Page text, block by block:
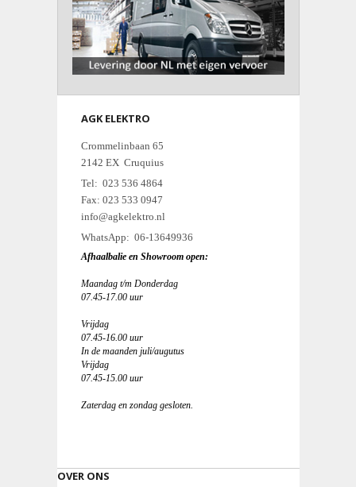
AGK ELEKTRO
Crommelinbaan 65
2142 EX Cruquius
Tel: 023 536 4864
Fax: 023 533 0947
info@agkelektro.nl
WhatsApp: 06-13649936
Afhaalbalie en Showroom open:
Maandag t/m Donderdag
07.45-17.00 uur
Vrijdag
07.45-16.00 uur
In de maanden juli/augutus
Vrijdag
07.45-15.00 uur
Zaterdag en zondag gesloten.
OVER ONS